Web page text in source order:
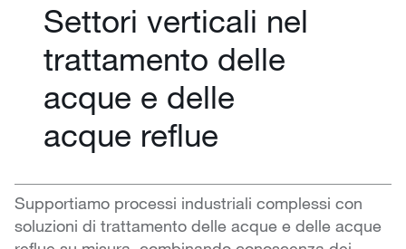
Settori verticali nel
trattamento delle
acque e delle
acque reflue
Supportiamo processi industriali complessi con
soluzioni di trattamento delle acque e delle acque